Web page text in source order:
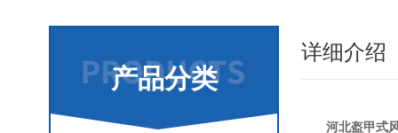
产品分类
详细介绍
河北盔甲式